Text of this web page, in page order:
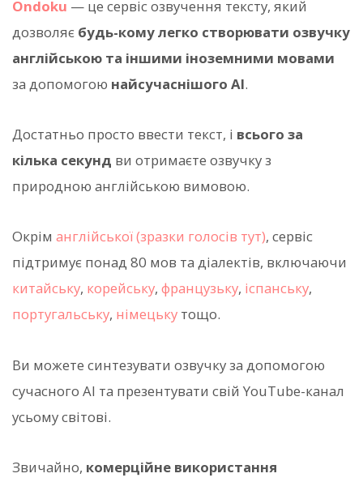
Ondoku — це сервіс озвучення тексту, який
дозволяє будь-кому легко створювати озвучку
англійською та іншими іноземними мовами
за допомогою найсучаснішого AI.
Достатньо просто ввести текст, і всього за
кілька секунд ви отримаєте озвучку з
природною англійською вимовою.
Окрім англійської (зразки голосів тут), сервіс
підтримує понад 80 мов та діалектів, включаючи
китайську, корейську, французьку, іспанську,
португальську, німецьку тощо.
Ви можете синтезувати озвучку за допомогою
сучасного AI та презентувати свій YouTube-канал
усьому світові.
Звичайно, комерційне використання